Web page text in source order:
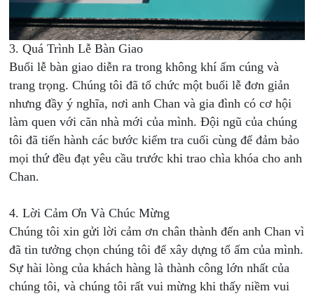
3. Quá Trình Lễ Bàn Giao
Buổi lễ bàn giao diễn ra trong không khí ấm cúng và
trang trọng. Chúng tôi đã tổ chức một buổi lễ đơn giản
nhưng đầy ý nghĩa, nơi anh Chan và gia đình có cơ hội
làm quen với căn nhà mới của mình. Đội ngũ của chúng
tôi đã tiến hành các bước kiểm tra cuối cùng để đảm bảo
mọi thứ đều đạt yêu cầu trước khi trao chìa khóa cho anh
Chan.
4. Lời Cảm Ơn Và Chúc Mừng
Chúng tôi xin gửi lời cảm ơn chân thành đến anh Chan vì
đã tin tưởng chọn chúng tôi để xây dựng tổ ấm của mình.
Sự hài lòng của khách hàng là thành công lớn nhất của
chúng tôi, và chúng tôi rất vui mừng khi thấy niềm vui